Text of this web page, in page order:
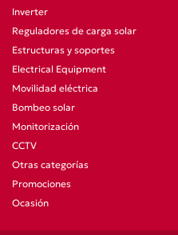
Inverter
Reguladores de carga solar
Estructuras y soportes
Electrical Equipment
Movilidad eléctrica
Bombeo solar
Monitorización
CCTV
Otras categorías
Promociones
Ocasión